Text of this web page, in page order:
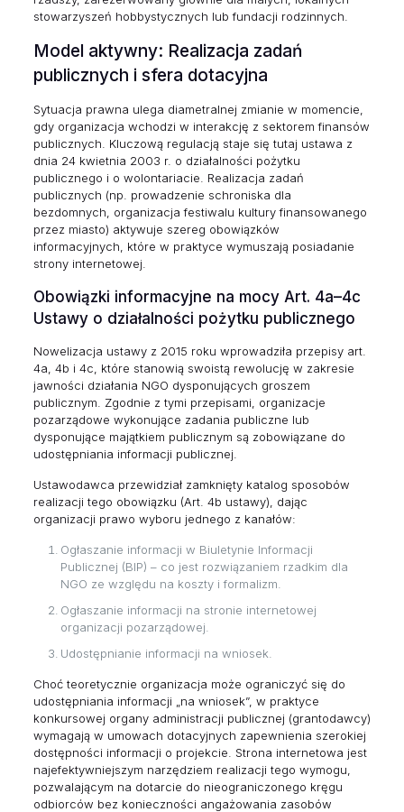
stowarzyszeń hobbystycznych lub fundacji rodzinnych.
Model aktywny: Realizacja zadań
publicznych i sfera dotacyjna
Sytuacja prawna ulega diametralnej zmianie w momencie,
gdy organizacja wchodzi w interakcję z sektorem finansów
publicznych. Kluczową regulacją staje się tutaj ustawa z
dnia 24 kwietnia 2003 r. o działalności pożytku
publicznego i o wolontariacie. Realizacja zadań
publicznych (np. prowadzenie schroniska dla
bezdomnych, organizacja festiwalu kultury finansowanego
przez miasto) aktywuje szereg obowiązków
informacyjnych, które w praktyce wymuszają posiadanie
strony internetowej.
Obowiązki informacyjne na mocy Art. 4a–4c
Ustawy o działalności pożytku publicznego
Nowelizacja ustawy z 2015 roku wprowadziła przepisy art.
4a, 4b i 4c, które stanowią swoistą rewolucję w zakresie
jawności działania NGO dysponujących groszem
publicznym. Zgodnie z tymi przepisami, organizacje
pozarządowe wykonujące zadania publiczne lub
dysponujące majątkiem publicznym są zobowiązane do
udostępniania informacji publicznej.
Ustawodawca przewidział zamknięty katalog sposobów
realizacji tego obowiązku (Art. 4b ustawy), dając
organizacji prawo wyboru jednego z kanałów:
Ogłaszanie informacji w Biuletynie Informacji
Publicznej (BIP) – co jest rozwiązaniem rzadkim dla
NGO ze względu na koszty i formalizm.
Ogłaszanie informacji na stronie internetowej
organizacji pozarządowej.
Udostępnianie informacji na wniosek.
Choć teoretycznie organizacja może ograniczyć się do
udostępniania informacji „na wniosek”, w praktyce
konkursowej organy administracji publicznej (grantodawcy)
wymagają w umowach dotacyjnych zapewnienia szerokiej
dostępności informacji o projekcie. Strona internetowa jest
najefektywniejszym narzędziem realizacji tego wymogu,
pozwalającym na dotarcie do nieograniczonego kręgu
odbiorców bez konieczności angażowania zasobów